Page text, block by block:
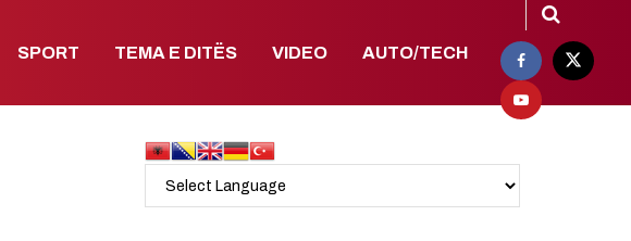
SPORT TEMA E DITËS VIDEO AUTO/TECH